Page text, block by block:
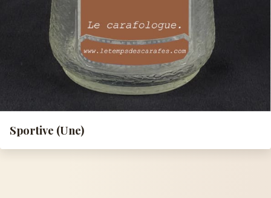
Sportive (Une)